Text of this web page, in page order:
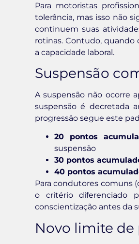
Para motoristas
tolerância, mas isso não
continuem suas
rotinas. Contudo, quando
a capacidade laboral.
Suspensão
A suspensão não ocorre
suspensão é decretada
progressão segue este
20 pontos
suspensão
30 pontos
40 pontos
Para condutores comuns
o critério diferenciado
conscientização antes da
Novo limite